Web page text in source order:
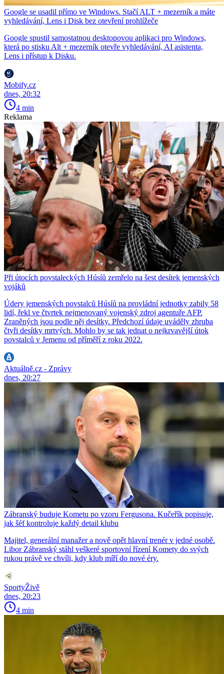
Google se usadil přímo ve Windows. Stačí ALT + mezerník a máte
vyhledávání, Lens i Disk bez otevření prohlížeče
Google spustil samostatnou desktopovou aplikaci pro Windows,
která po stisku Alt + mezerník otevře vyhledávání, AI asistenta,
Lens i přístup k Disku.
Mobify.cz
dnes, 20:32
4 min
Reklama
Při útocích povstaleckých Húsíů zemřelo na šest desítek jemenských
vojáků
Údery jemenských povstalců Húsíů na provládní jednotky zabily 58
lidí, řekl ve čtvrtek nejmenovaný vojenský zdroj agentuře AFP.
Zraněných jsou podle něj desítky. Předchozí údaje uváděly zhruba
čtyři desítky mrtvých. Mohlo by se tak jednat o nejkrvavější útok
povstalců v Jemenu od příměří z roku 2022.
Aktuálně.cz - Zprávy
dnes, 20:27
Zábranský buduje Kometu po vzoru Fergusona. Kučeřík popisuje,
jak šéf kontroluje každý detail klubu
Majitel, generální manažer a nově opět hlavní trenér v jedné osobě.
Libor Zábranský stáhl veškeré sportovní řízení Komety do svých
rukou právě ve chvíli, kdy klub míří do nové éry.
SportyŽivě
dnes, 20:23
4 min